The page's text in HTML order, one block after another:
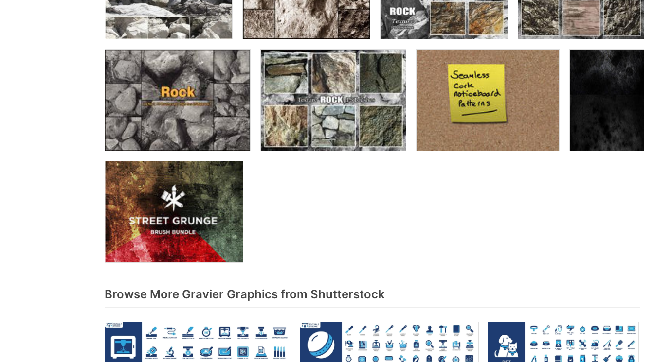
Browse More Gravier Graphics from Shutterstock